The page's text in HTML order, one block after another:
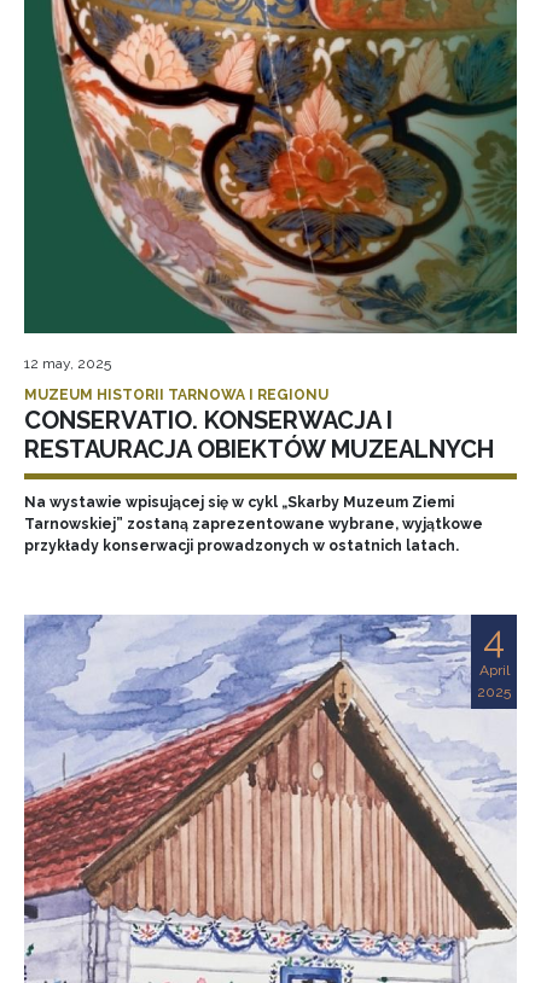
12 may, 2025
MUZEUM HISTORII TARNOWA I REGIONU
CONSERVATIO. KONSERWACJA I
RESTAURACJA OBIEKTÓW MUZEALNYCH
Na wystawie wpisującej się w cykl „Skarby Muzeum Ziemi
Tarnowskiej” zostaną zaprezentowane wybrane, wyjątkowe
przykłady konserwacji prowadzonych w ostatnich latach.
4
April
2025